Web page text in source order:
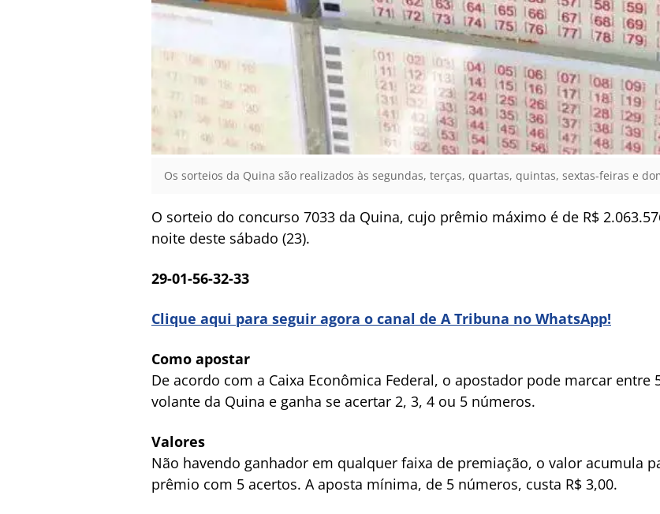
Os sorteios da Quina são realizados às segundas, terças, quartas, quintas, sextas-feiras e
O sorteio do concurso 7033 da Quina, cujo prêmio máximo é de R$
noite deste sábado (23).
29-01-56-32-33
Clique aqui para seguir agora o canal de A Tribuna no WhatsApp!
Como apostar
De acordo com a Caixa Econômica Federal, o apostador pode marcar
volante da Quina e ganha se acertar 2, 3, 4 ou 5 números.
Valores
Não havendo ganhador em qualquer faixa de premiação, o valor acumula
prêmio com 5 acertos. A aposta mínima, de 5 números, custa R$ 3,00.